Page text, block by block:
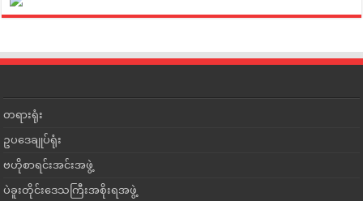
တရားရုံး
ဥပဒေချုပ်ရုံး
ဗဟိုစာရင်းအင်းအဖွဲ့
ပဲခူးတိုင်းဒေသကြီးအစိုးရအဖွဲ့